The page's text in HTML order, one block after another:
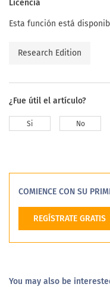
Licencia
Esta función está
Research Edition
¿Fue útil el artículo?
Si No
COMIENCE CON SU
REGÍSTRATE GRATIS
You may also be